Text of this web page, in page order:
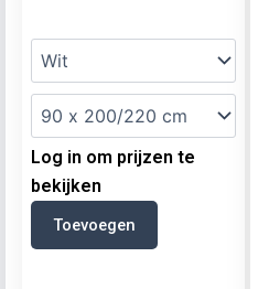
Log in om prijzen te
bekijken
Toevoegen